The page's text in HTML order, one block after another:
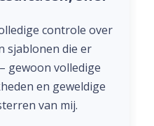
controle over
sjablonen die er
gewoon volledige
en geweldige
van mij.